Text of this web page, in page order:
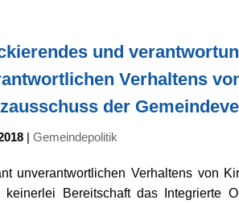
und
Verhaltens
der
| Gemeindepolitik
unverantwortlichen Verhaltens von
keinerlei Bereitschaft das Integrierte